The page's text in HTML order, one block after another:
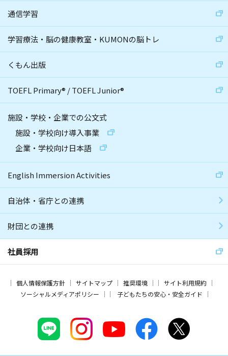
通信学習
学習療法・脳の健康教室・KUMONの脳トレ
くもん出版
TOEFL Primary® /TOEFL Junior®
施設・学校・企業での公文式
施設・学校向け導入事業
企業・学校向け日本語
English Immersion Activities
自治体・省庁との連携
財団との連携
社員採用
個人情報保護方針 サイトマップ 推奨環境
サイト利用規約
ソーシャルメディアポリシー
子どもたちの安心・安全ガイド